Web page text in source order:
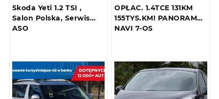
Skoda Yeti 1.2 TSI ,
Salon Polska, Serwis
ASO
OPŁAC. 1.4TCE 131KM
155TYS.KM! PANORAMA
NAVI 7-OS